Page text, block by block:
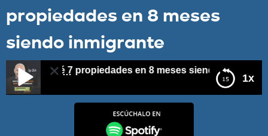
propiedades en 8 meses
siendo inmigrante
1x
Compré 7 propiedades en 8 meses siendo inmigrante
E354 – Compré 7 propiedades en 8 meses siendo